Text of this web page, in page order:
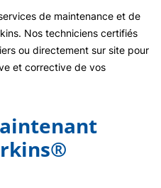
de maintenance et de
Nos techniciens certifiés
ou directement sur site pour
et corrective de vos